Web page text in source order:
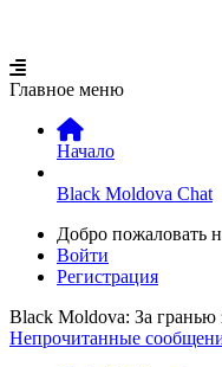
Главное меню
Начало
Black Moldova Chat
Добро пожаловать
Войти
Регистрация
Black Moldova: За гранью
Непрочитанные